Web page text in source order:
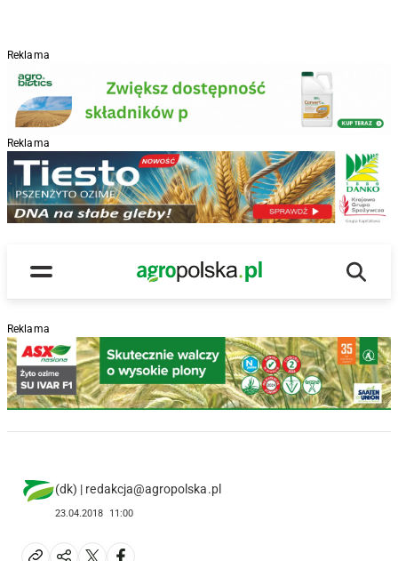
Reklama
Reklama
Menu
Main Logo
Reklama
(dk) | redakcja@agropolska.pl
23.04.2018 11:00